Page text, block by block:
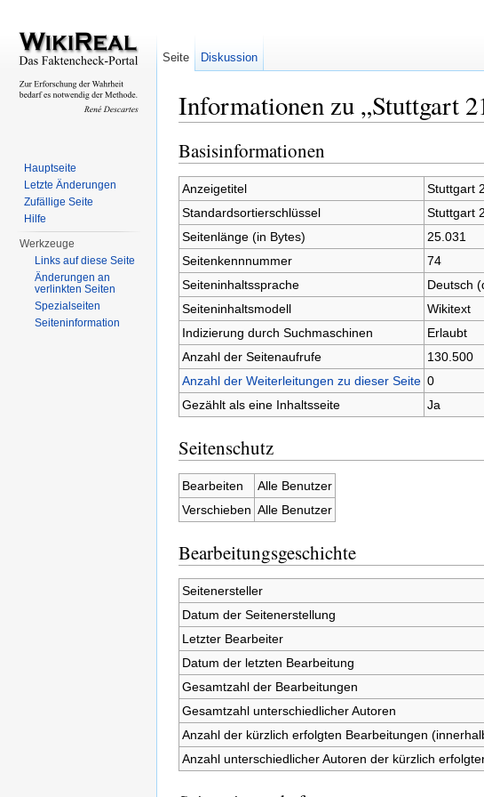
Informationen zu „Stuttgart
Basisinformationen
Anzeigetitel
Stuttgart
Standardsortierschlüssel
Stuttgart
Seitenlänge (in Bytes)
25.031
Seitenkennnummer
74
Seiteninhaltssprache
Deutsch
Seiteninhaltsmodell
Wikitext
Indizierung durch Suchmaschinen
Erlaubt
Anzahl der Seitenaufrufe
130.500
Anzahl der Weiterleitungen zu dieser Seite 0
Gezählt als eine Inhaltsseite
Ja
Seitenschutz
Bearbeiten
Alle Benutzer
Verschieben Alle Benutzer
Bearbeitungsgeschichte
Seitenersteller
Datum der Seitenerstellung
Letzter Bearbeiter
Datum der letzten Bearbeitung
Gesamtzahl der Bearbeitungen
Gesamtzahl unterschiedlicher Autoren
Anzahl der kürzlich erfolgten Bearbeitungen
Anzahl unterschiedlicher Autoren der kürzlich
Seite Diskussion
Hauptseite
Letzte Änderungen
Zufällige Seite
Hilfe
Werkzeuge
Links auf diese Seite
Änderungen an
verlinkten Seiten
Spezialseiten
Seiteninformation